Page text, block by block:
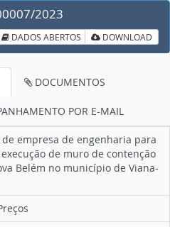
2023
DADOS ABERTOS DOWNLOAD
DOCUMENTOS
POR E-MAIL
de empresa de engenharia para
de muro de contenção
Belém no município de Viana-